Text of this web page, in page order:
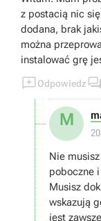
z postacią nic
dodana, brak
można
instalować grę
Odpowiedz 
M
Nie
poboczne
Musisz
wskazują
jest